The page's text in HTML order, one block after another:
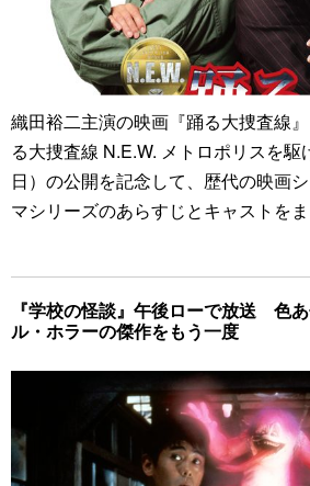
織田裕二主演の映画『踊る大捜査線
る大捜査線 N.E.W. メトロポリスを
日）の公開を記念して、歴代の映画
マシリーズのあらすじとキャストをま
『学校の怪談』午後ローで放送 色
ル・ホラーの傑作をもう一度